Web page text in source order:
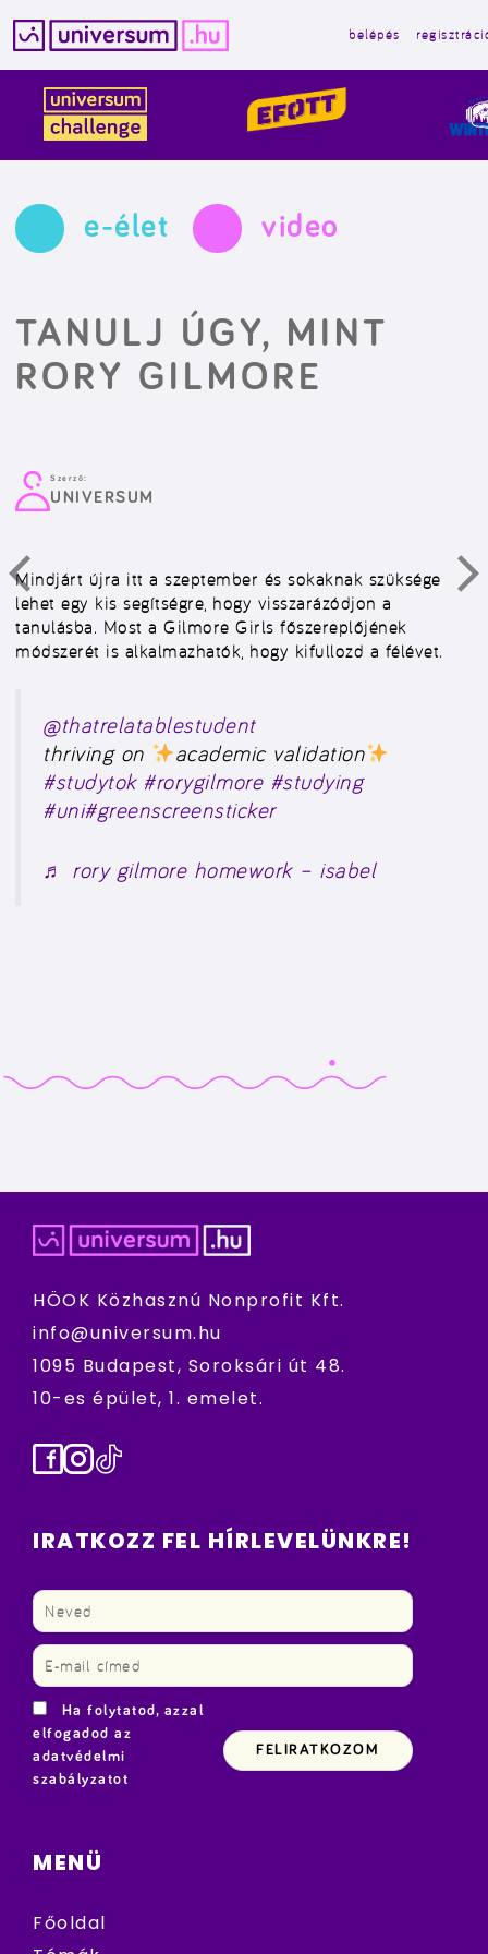
tartalomba
belépés
e-élet video
TANULJ ÚGY, MINT
RORY GILMORE
Szerző:
UNIVERSUM
Mindjárt újra itt a szeptember és sokaknak szüksége
lehet egy kis segítségre, hogy visszarázódjon a
tanulásba. Most a Gilmore Girls főszereplőjének
módszerét is alkalmazhatók, hogy kifullozd a félévet.
@thatrelatablestudent
thriving on
academic validation
#studytok #rorygilmore #studying
#uni#greenscreensticker
♬ rory gilmore homework – isabel
HÖOK Közhasznú Nonprofit Kft.
info@universum.hu
1095 Budapest, Soroksári út 48.
10-es épület, 1. emelet.
Facebook
Instagram
TikTok
IRATKOZZ FEL HÍRLEVELÜNKRE!
Ha folytatod, azzal
elfogadod az
adatvédelmi
szabályzatot
MENÜ
Főoldal